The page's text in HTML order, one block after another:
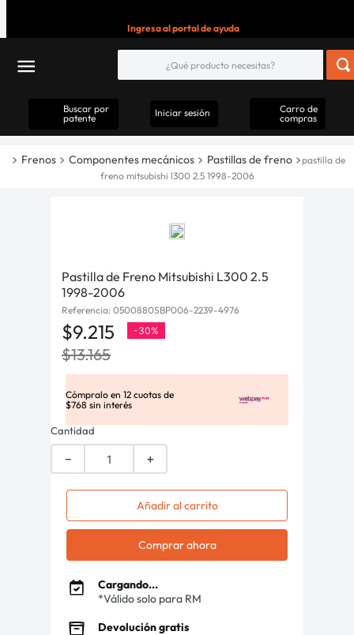
Ingresa al portal de ayuda
Buscar por
patente
Iniciar sesión
Carro de
compras
Frenos Componentes mecánicos Pastillas de freno
pastilla de
freno mitsubishi l300 2.5 1998-2006
Pastilla de Freno Mitsubishi L300 2.5
1998-2006
Referencia: 0500880SBP006-2239-4976
$9.215 -30%
$13.165
Cómpralo en 12 cuotas de
$768 sin interés
Cantidad
＋
－
Añadir al carrito
Comprar ahora
Cargando...
*Válido solo para RM
Devolución gratis